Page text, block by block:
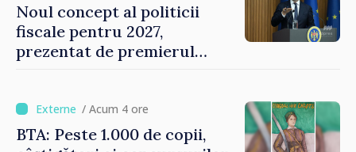
Noul concept al politicii
fiscale pentru 2027,
prezentat de premierul
investițiile, taxăm viciile și
echilibrăm taxarea
/ Acum 4 ore
BTA: Peste 1.000 de copii,